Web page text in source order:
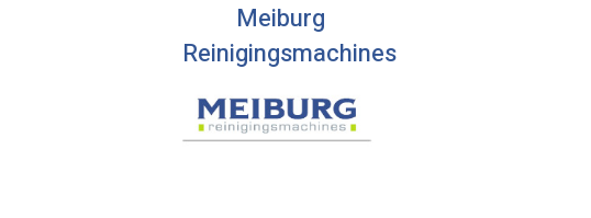
Meiburg
Reinigingsmachines